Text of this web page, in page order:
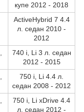
купе 2012 - 2018
ActiveHybrid 7 4.4
л. седан 2010 -
2012
740 i, Li 3 л. седан
2012 - 2015
750 i, Li 4.4 л.
седан 2008 - 2012
750 i, Li xDrive 4.4
л. седан 2012 -